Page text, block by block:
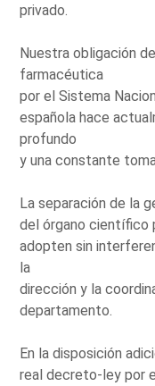
privado.
Nuestra obligación
farmacéutica
por el Sistema
española hace
profundo
y una constante
La separación de la
del órgano científico
adopten sin
la
dirección y la
departamento.
En la disposición
real decreto-ley por